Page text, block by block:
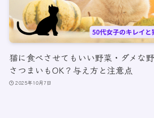
猫に食べさせてもいい野菜・ダメな
さつまいもOK？与え方と注意点
2025年10月7日